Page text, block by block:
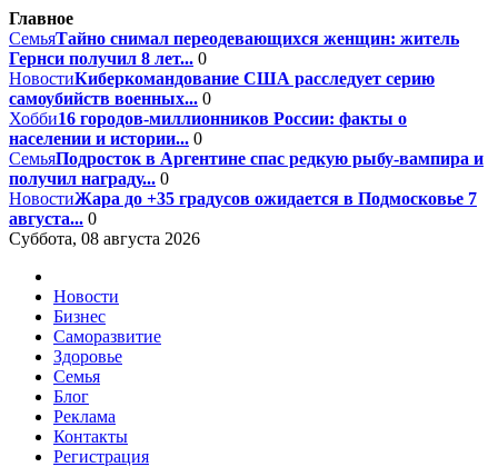
Главное
СемьяТайно снимал переодевающихся женщин: житель
Гернси получил 8 лет... 0
НовостиКиберкомандование США расследует серию
самоубийств военных... 0
Хобби16 городов-миллионников России: факты о
населении и истории... 0
СемьяПодросток в Аргентине спас редкую рыбу-вампира и
получил награду... 0
НовостиЖара до +35 градусов ожидается в Подмосковье 7
августа... 0
Суббота, 08 августа 2026
Новости
Бизнес
Саморазвитие
Здоровье
Семья
Блог
Реклама
Контакты
Регистрация